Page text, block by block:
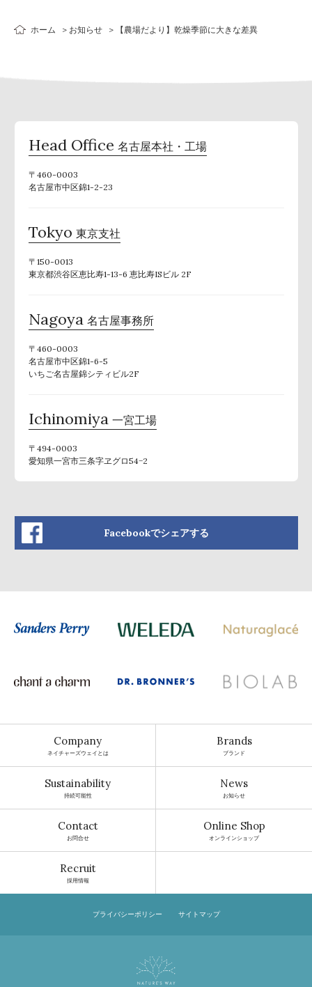
ホーム お知らせ 【農場だより】乾燥季節に大きな差異
Head Office 名古屋本社・工場
〒460-0003
名古屋市中区錦1-2-23
Tokyo 東京支社
〒150-0013
東京都渋谷区恵比寿1-13-6 恵比寿ISビル 2F
Nagoya 名古屋事務所
〒460-0003
名古屋市中区錦1-6-5
いちご名古屋錦シティビル2F
Ichinomiya 一宮工場
〒494-0003
愛知県一宮市三条字ヱグロ54−2
Facebookでシェアする
Company
ネイチャーズウェイとは
Brands
ブランド
Sustainability
持続可能性
News
お知らせ
Contact
お問合せ
Online Shop
オンラインショップ
Recruit
採用情報
プライバシーポリシー サイトマップ